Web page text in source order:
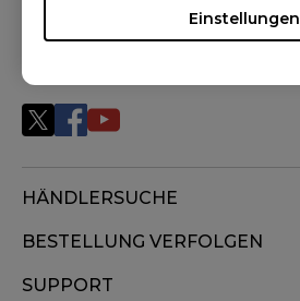
Einstellungen
HÄNDLERSUCHE
BESTELLUNG VERFOLGEN
SUPPORT